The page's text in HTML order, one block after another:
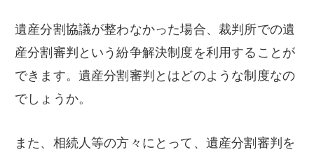
遺言書作成
特別受益・寄与分
不動産相続
遺産分割協議が整わなかった場合、裁判所での遺
産分割審判という紛争解決制度を利用することが
できます。遺産分割審判とはどのような制度なの
でしょうか。
また、相続人等の方々にとって、遺産分割審判を